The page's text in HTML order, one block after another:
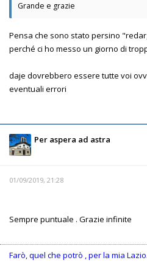
Grande e grazie
Pensa che sono stato persino
perché ci ho messo un giorno di
daje dovrebbero essere tutte voi
eventuali errori
Per aspera ad astra
01/09/2019, 21:28
Sempre puntuale . Grazie infinite
Farò, quel che potrò , per la mia